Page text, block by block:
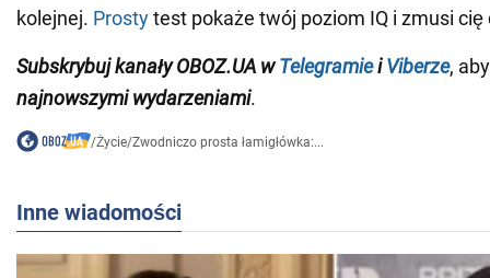
kolejnej. Prostytest pokaże twój poziom IQ i zmusi cię
Subskrybuj kanały OBOZ.UA wTelegramieiViberze,
najnowszymi wydarzeniami.
/Życie/Zwodniczo prosta łamigłówka:...
Inne wiadomości